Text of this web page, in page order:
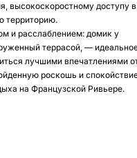
высокоскоростному доступу в
территорию.
и расслаблением: домик у
террасой, —
лучшими впечатлениями
роскошь и
на Французской Ривьере.